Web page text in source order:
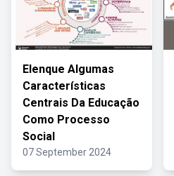
Elenque Algumas
Características
Centrais Da Educação
Como Processo
Social
07 September 2024